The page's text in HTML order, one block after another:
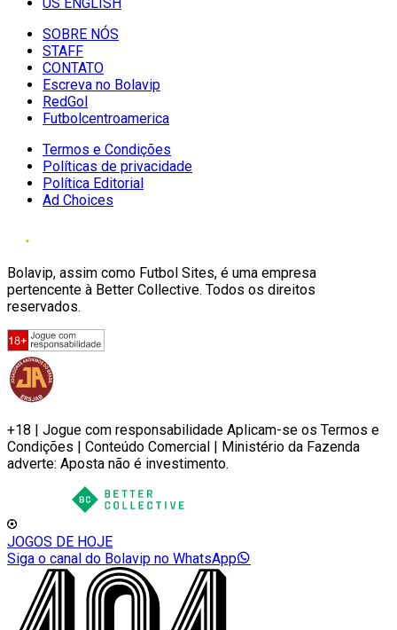
SOBRE NÓS
STAFF
CONTATO
Escreva no Bolavip
RedGol
Futbolcentroamerica
Termos e Condições
Políticas de privacidade
Política Editorial
Ad Choices
Bolavip, assim como Futbol Sites, é uma empresa
pertencente à Better Collective. Todos os direitos
reservados.
+18 | Jogue com responsabilidade Aplicam-se os Termos e
Condições | Conteúdo Comercial | Ministério da Fazenda
adverte: Aposta não é investimento.
JOGOS DE HOJE
Siga o canal do Bolavip no WhatsApp